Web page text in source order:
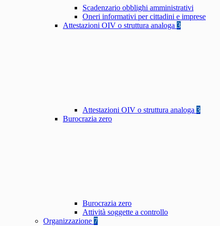
Scadenzario obblighi amministrativi
Oneri informativi per cittadini e imprese
Attestazioni OIV o struttura analoga 3
Attestazioni OIV o struttura analoga 3
Burocrazia zero
Burocrazia zero
Attività soggette a controllo
Organizzazione 7